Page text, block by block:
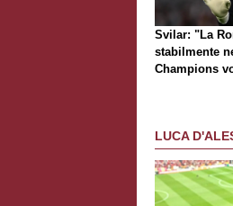
Svilar: "La
stabilmente
Champions
LUCA